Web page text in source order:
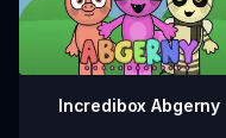
Incredibox Abgerny